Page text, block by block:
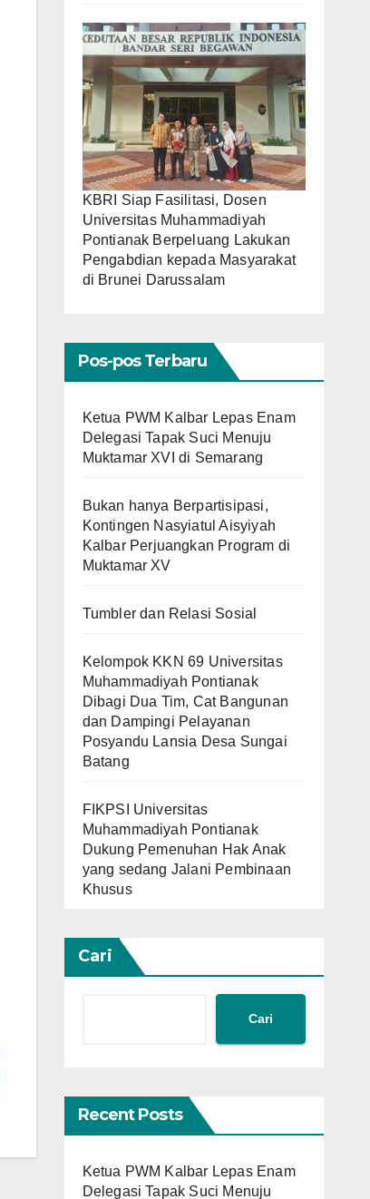
KBRI Siap Fasilitasi, Dosen
Universitas Muhammadiyah
Pontianak Berpeluang Lakukan
Pengabdian kepada Masyarakat
di Brunei Darussalam
Pos-pos Terbaru
Ketua PWM Kalbar Lepas Enam
Delegasi Tapak Suci Menuju
Muktamar XVI di Semarang
Bukan hanya Berpartisipasi,
Kontingen Nasyiatul Aisyiyah
Kalbar Perjuangkan Program di
Muktamar XV
Tumbler dan Relasi Sosial
Kelompok KKN 69 Universitas
Muhammadiyah Pontianak
Dibagi Dua Tim, Cat Bangunan
dan Dampingi Pelayanan
Posyandu Lansia Desa Sungai
Batang
FIKPSI Universitas
Muhammadiyah Pontianak
Dukung Pemenuhan Hak Anak
yang sedang Jalani Pembinaan
Khusus
Cari
Cari
Recent Posts
Ketua PWM Kalbar Lepas Enam
Delegasi Tapak Suci Menuju